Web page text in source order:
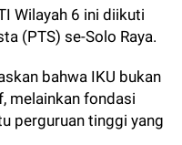
Wilayah 6 ini diikuti
(PTS) se-Solo Raya.
bahwa IKU bukan
melainkan fondasi
perguruan tinggi yang